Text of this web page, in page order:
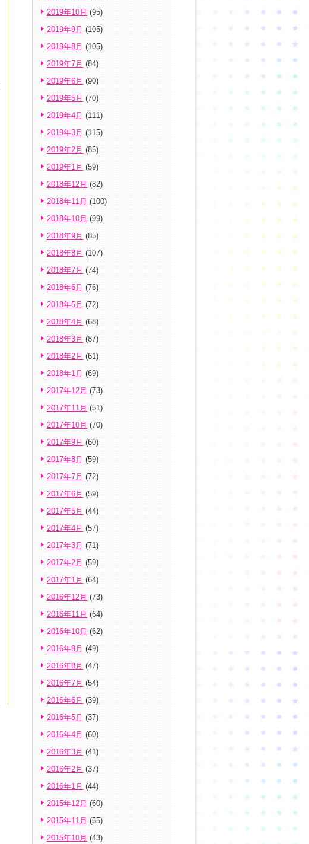
2019年10月 (95)
2019年9月 (105)
2019年8月 (105)
2019年7月 (84)
2019年6月 (90)
2019年5月 (70)
2019年4月 (111)
2019年3月 (115)
2019年2月 (85)
2019年1月 (59)
2018年12月 (82)
2018年11月 (100)
2018年10月 (99)
2018年9月 (85)
2018年8月 (107)
2018年7月 (74)
2018年6月 (76)
2018年5月 (72)
2018年4月 (68)
2018年3月 (87)
2018年2月 (61)
2018年1月 (69)
2017年12月 (73)
2017年11月 (51)
2017年10月 (70)
2017年9月 (60)
2017年8月 (59)
2017年7月 (72)
2017年6月 (59)
2017年5月 (44)
2017年4月 (57)
2017年3月 (71)
2017年2月 (59)
2017年1月 (64)
2016年12月 (73)
2016年11月 (64)
2016年10月 (62)
2016年9月 (49)
2016年8月 (47)
2016年7月 (54)
2016年6月 (39)
2016年5月 (37)
2016年4月 (60)
2016年3月 (41)
2016年2月 (37)
2016年1月 (44)
2015年12月 (60)
2015年11月 (55)
2015年10月 (43)